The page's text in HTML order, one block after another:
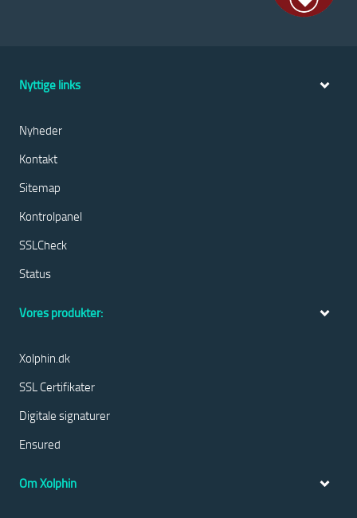
Nyttige links
Nyheder
Kontakt
Sitemap
Kontrolpanel
SSLCheck
Status
Vores produkter:
Xolphin.dk
SSL Certifikater
Digitale signaturer
Ensured
Om Xolphin